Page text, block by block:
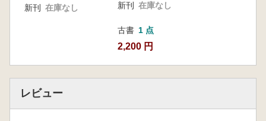
新刊 在庫なし 新刊 在庫なし
古書 1 点
2,200 円
レビュー